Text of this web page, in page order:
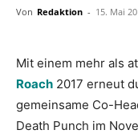
Von Redaktion - 15. Mai
Mit einem mehr als
Roach 2017 erneut
gemeinsame Co-
Death Punch im